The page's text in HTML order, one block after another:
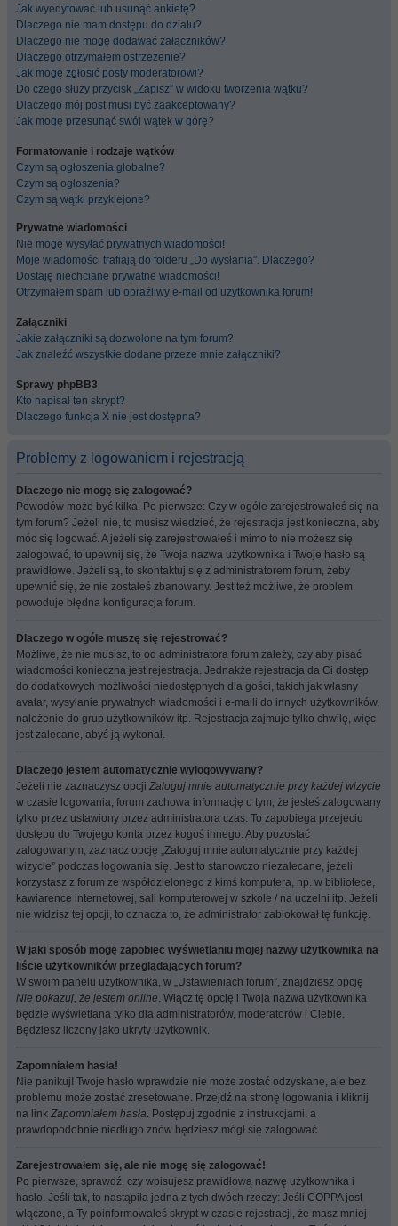
Jak wyedytować lub usunąć ankietę?
Dlaczego nie mam dostępu do działu?
Dlaczego nie mogę dodawać załączników?
Dlaczego otrzymałem ostrzeżenie?
Jak mogę zgłosić posty moderatorowi?
Do czego służy przycisk „Zapisz” w widoku tworzenia wątku?
Dlaczego mój post musi być zaakceptowany?
Jak mogę przesunąć swój wątek w górę?
Formatowanie i rodzaje wątków
Czym są ogłoszenia globalne?
Czym są ogłoszenia?
Czym są wątki przyklejone?
Prywatne wiadomości
Nie mogę wysyłać prywatnych wiadomości!
Moje wiadomości trafiają do folderu „Do wysłania”. Dlaczego?
Dostaję niechciane prywatne wiadomości!
Otrzymałem spam lub obraźliwy e-mail od użytkownika forum!
Załączniki
Jakie załączniki są dozwolone na tym forum?
Jak znaleźć wszystkie dodane przeze mnie załączniki?
Sprawy phpBB3
Kto napisał ten skrypt?
Dlaczego funkcja X nie jest dostępna?
Problemy z logowaniem i rejestracją
Dlaczego nie mogę się zalogować?
Powodów może być kilka. Po pierwsze: Czy w ogóle zarejestrowałeś się na
tym forum? Jeżeli nie, to musisz wiedzieć, że rejestracja jest konieczna, aby
móc się logować. A jeżeli się zarejestrowałeś i mimo to nie możesz się
zalogować, to upewnij się, że Twoja nazwa użytkownika i Twoje hasło są
prawidłowe. Jeżeli są, to skontaktuj się z administratorem forum, żeby
upewnić się, że nie zostałeś zbanowany. Jest też możliwe, że problem
powoduje błędna konfiguracja forum.
Dlaczego w ogóle muszę się rejestrować?
Możliwe, że nie musisz, to od administratora forum zależy, czy aby pisać
wiadomości konieczna jest rejestracja. Jednakże rejestracja da Ci dostęp
do dodatkowych możliwości niedostępnych dla gości, takich jak własny
avatar, wysyłanie prywatnych wiadomości i e-maili do innych użytkowników,
należenie do grup użytkowników itp. Rejestracja zajmuje tylko chwilę, więc
jest zalecane, abyś ją wykonał.
Dlaczego jestem automatycznie wylogowywany?
Jeżeli nie zaznaczysz opcji Zaloguj mnie automatycznie przy każdej wizycie
w czasie logowania, forum zachowa informację o tym, że jesteś zalogowany
tylko przez ustawiony przez administratora czas. To zapobiega przejęciu
dostępu do Twojego konta przez kogoś innego. Aby pozostać
zalogowanym, zaznacz opcję „Zaloguj mnie automatycznie przy każdej
wizycie” podczas logowania się. Jest to stanowczo niezalecane, jeżeli
korzystasz z forum ze współdzielonego z kimś komputera, np. w bibliotece,
kawiarence internetowej, sali komputerowej w szkole / na uczelni itp. Jeżeli
nie widzisz tej opcji, to oznacza to, że administrator zablokował tę funkcję.
W jaki sposób mogę zapobiec wyświetlaniu mojej nazwy użytkownika na
liście użytkowników przeglądających forum?
W swoim panelu użytkownika, w „Ustawieniach forum”, znajdziesz opcję
Nie pokazuj, że jestem online. Włącz tę opcję i Twoja nazwa użytkownika
będzie wyświetlana tylko dla administratorów, moderatorów i Ciebie.
Będziesz liczony jako ukryty użytkownik.
Zapomniałem hasła!
Nie panikuj! Twoje hasło wprawdzie nie może zostać odzyskane, ale bez
problemu może zostać zresetowane. Przejdź na stronę logowania i kliknij
na link Zapomniałem hasła. Postępuj zgodnie z instrukcjami, a
prawdopodobnie niedługo znów będziesz mógł się zalogować.
Zarejestrowałem się, ale nie mogę się zalogować!
Po pierwsze, sprawdź, czy wpisujesz prawidłową nazwę użytkownika i
hasło. Jeśli tak, to nastąpiła jedna z tych dwóch rzeczy: Jeśli COPPA jest
włączone, a Ty poinformowałeś skrypt w czasie rejestracji, że masz mniej